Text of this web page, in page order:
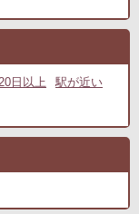
日以上
駅が近い